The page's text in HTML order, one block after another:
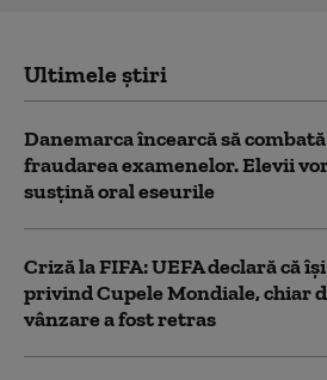
Ultimele știri
Danemarca încearcă să
fraudarea examenelor. Elevii
susţină oral eseurile
Criză la FIFA: UEFA declară că
privind Cupele Mondiale, chiar
vânzare a fost retras